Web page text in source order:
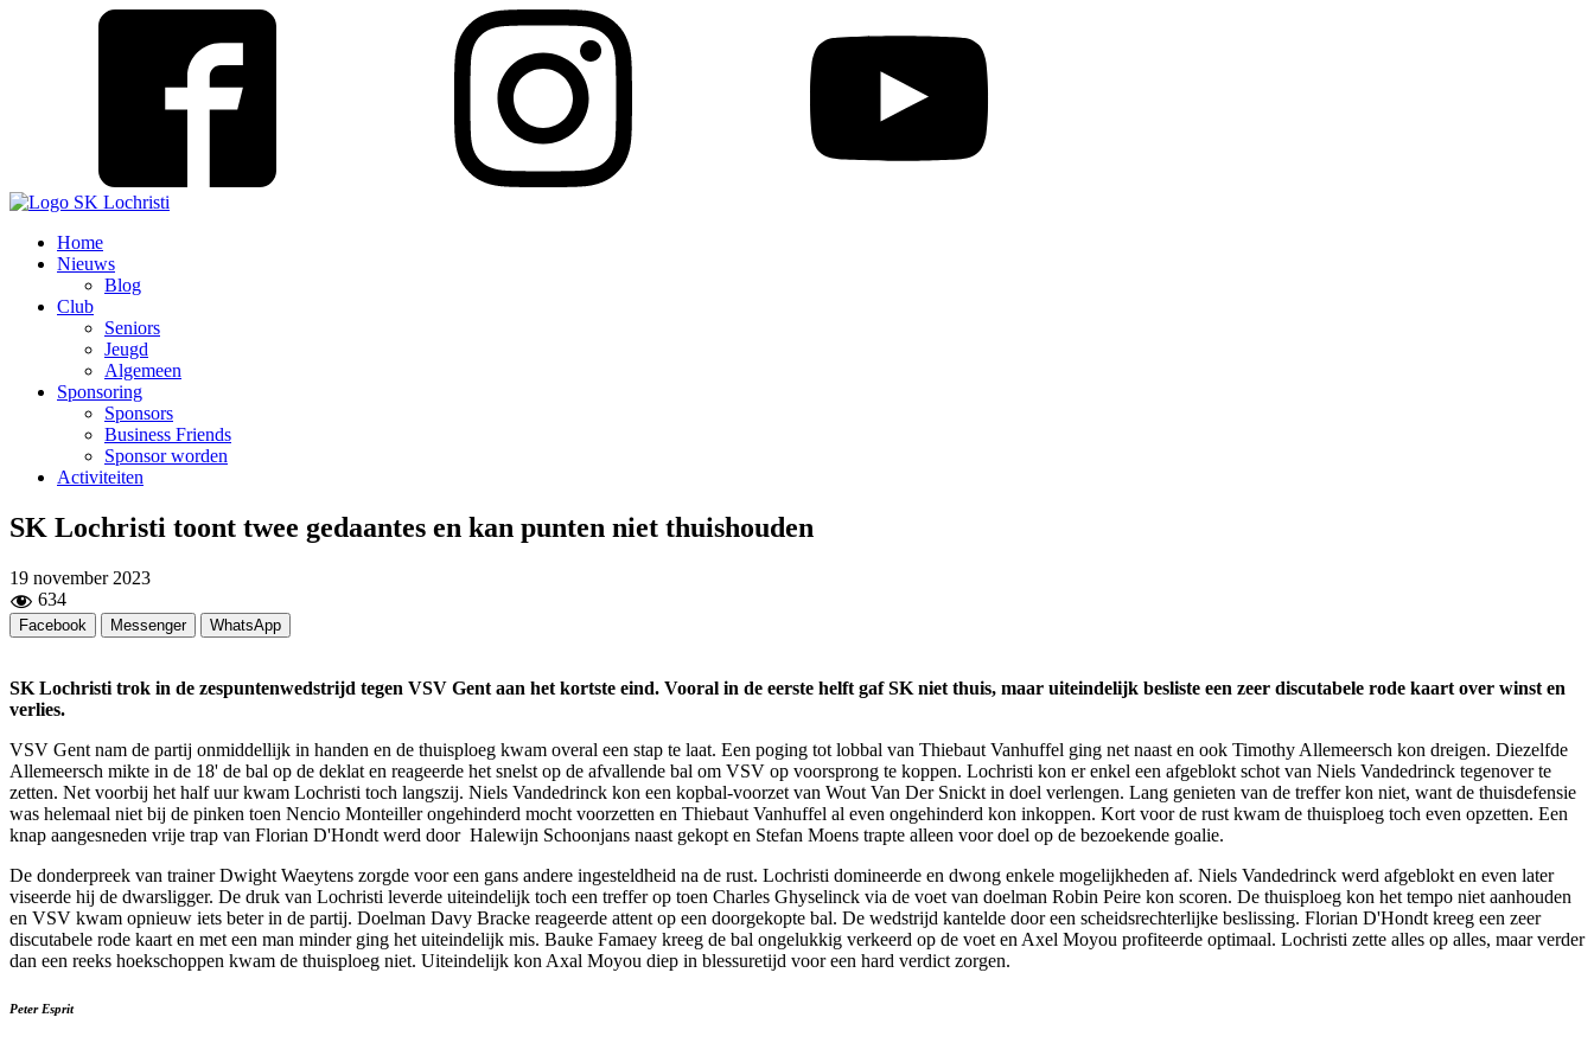
Home
Nieuws
Blog
Club
Seniors
Jeugd
Algemeen
Sponsoring
Sponsors
Business Friends
Sponsor worden
Activiteiten
SK Lochristi toont twee gedaantes en kan punten niet thuishouden
19 november 2023
634
Facebook Messenger WhatsApp
SK Lochristi trok in de zespuntenwedstrijd tegen VSV Gent aan het kortste eind. Vooral in de eerste helft gaf SK niet thuis, maar uiteindelijk besliste een zeer discutabele rode kaart over winst en
verlies.
VSV Gent nam de partij onmiddellijk in handen en de thuisploeg kwam overal een stap te laat. Een poging tot lobbal van Thiebaut Vanhuffel ging net naast en ook Timothy Allemeersch kon dreigen. Diezelfde
Allemeersch mikte in de 18' de bal op de deklat en reageerde het snelst op de afvallende bal om VSV op voorsprong te koppen. Lochristi kon er enkel een afgeblokt schot van Niels Vandedrinck tegenover te
zetten. Net voorbij het half uur kwam Lochristi toch langszij. Niels Vandedrinck kon een kopbal-voorzet van Wout Van Der Snickt in doel verlengen. Lang genieten van de treffer kon niet, want de thuisdefensie
was helemaal niet bij de pinken toen Nencio Monteiller ongehinderd mocht voorzetten en Thiebaut Vanhuffel al even ongehinderd kon inkoppen. Kort voor de rust kwam de thuisploeg toch even opzetten. Een
knap aangesneden vrije trap van Florian D'Hondt werd door Halewijn Schoonjans naast gekopt en Stefan Moens trapte alleen voor doel op de bezoekende goalie.
De donderpreek van trainer Dwight Waeytens zorgde voor een gans andere ingesteldheid na de rust. Lochristi domineerde en dwong enkele mogelijkheden af. Niels Vandedrinck werd afgeblokt en even later
viseerde hij de dwarsligger. De druk van Lochristi leverde uiteindelijk toch een treffer op toen Charles Ghyselinck via de voet van doelman Robin Peire kon scoren. De thuisploeg kon het tempo niet aanhouden
en VSV kwam opnieuw iets beter in de partij. Doelman Davy Bracke reageerde attent op een doorgekopte bal. De wedstrijd kantelde door een scheidsrechterlijke beslissing. Florian D'Hondt kreeg een zeer
discutabele rode kaart en met een man minder ging het uiteindelijk mis. Bauke Famaey kreeg de bal ongelukkig verkeerd op de voet en Axel Moyou profiteerde optimaal. Lochristi zette alles op alles, maar verder
dan een reeks hoekschoppen kwam de thuisploeg niet. Uiteindelijk kon Axal Moyou diep in blessuretijd voor een hard verdict zorgen.
Peter Esprit